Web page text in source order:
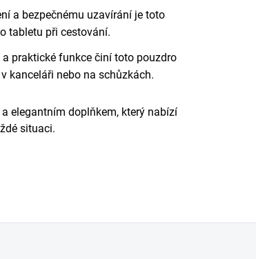
a bezpečnému uzavírání je toto
tabletu při cestování.
praktické funkce činí toto pouzdro
kanceláři nebo na schůzkách.
elegantním doplňkem, který nabízí
situaci.